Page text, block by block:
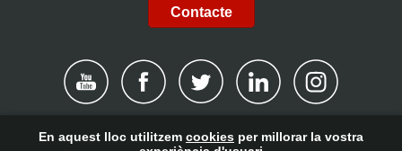
Contacte
Avís legal |Política de privacidad
En aquest lloc utilitzem cookies per millorar la vostra